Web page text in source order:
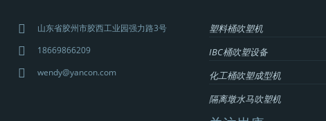
山东省胶州市胶西工业园强力路3号
18669866209
wendy@yancon.com
塑料桶吹塑机
IBC桶吹塑设备
化工桶吹塑成型机
隔离墩水马吹塑机